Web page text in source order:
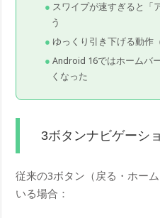
スワイプが速すぎると「
う
ゆっくり引き下げる動作
Android 16ではホームバ
くなった
3ボタンナビゲーシ
従来の3ボタン（戻る・ホー
いる場合：